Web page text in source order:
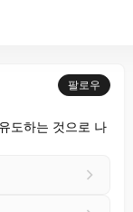
팔로우
도하는 것으로 나